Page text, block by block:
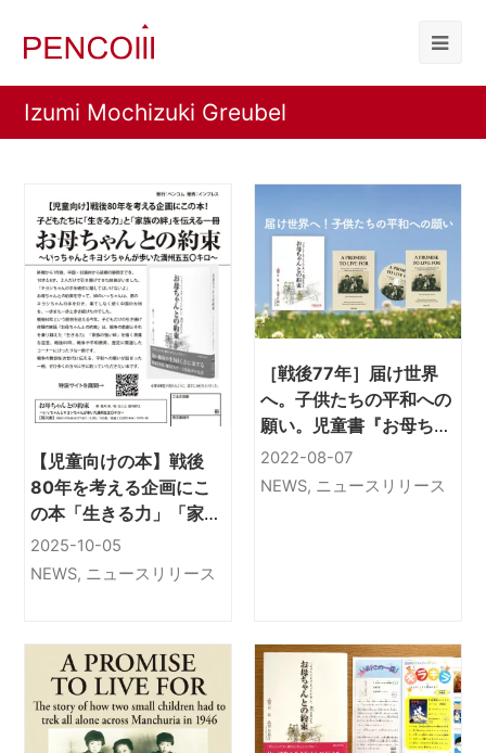
Izumi Mochizuki Greubel
【児童向けの本】戦後
80年を考える企画にこ
の本「生きる力」「家族
の絆」伝える『お母ちゃ
んとの約束』いっちゃん
2025-10-05
NEWS, ニュースリリース
［戦後77年］届け世界
へ。子供たちの平和への
願い。児童書『お母ちゃ
んとの約束』英語翻訳版
『A PROMISE TO LIVE
2022-08-07
NEWS, ニュースリリース